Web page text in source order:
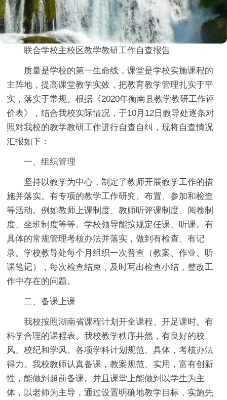
联合学校主校区教学教研工作自查报告
质量是学校的第一生命线，课堂是学校实施课程的
主阵地，提高课堂教学实效，把教育教学管理扎实于平
实，落实于常规。根据《2020年衡南县教学教研工作评
价表》，结合我校实际情况，于10月12日教导处逐条对
照对我校的教学教研工作进行自查自纠，现将自查情况
汇报如下：
一、组织管理
坚持以教学为中心，制定了教师开展教学工作的措
施并落实。有专项的教学工作研究、布置、参加和检查
等活动。例如教师上课制度、教师听评课制度、阅卷制
度、坐班制度等等。学校领导能按规定任课、听课。有
具体的常规管理考核办法并落实，做到有检查、有记
录。学校教导处每个月组织一次普查（教案、作业、听
课笔记），每次检查结束，及时写出检查小结，整改工
作中存在的问题。
二、备课上课
我校按照湖南省课程计划开全课程、开足课时。有
科学合理的课程表。我校教学秩序井然，有良好的校
风、校纪和学风。各项学科计划规范、具体，考核办法
得力。我校教师认真备课，教案规范、实用，富有创新
性，能做到超前备课。并且课堂上能做到以学生为主
体，以老师为主导，通过设置明确地教学目标，实施先